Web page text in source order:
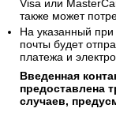
Visa или
также может
На указанный
почты будет
платежа и
Введенная
предоставлена
случаев,